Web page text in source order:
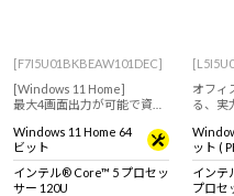
[F7I5U01BKBEAW101DEC]
[Windows 11 Home]
最大4画面出力が可能で資料
率アップ！光学ドライブ搭
載17.3型ノートPC！高い堅
牢性と耐久性を実証された
【MIL規格】適合PC！
Windows 11 Home 64
ビット
インテル® Core™ 5 プロセッ
サー 120U
オフィ
る、実
ット (
対応 )
インテ
プロセ